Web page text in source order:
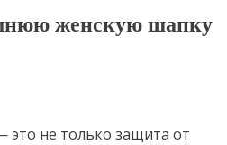
женскую шапку
это не только защита от